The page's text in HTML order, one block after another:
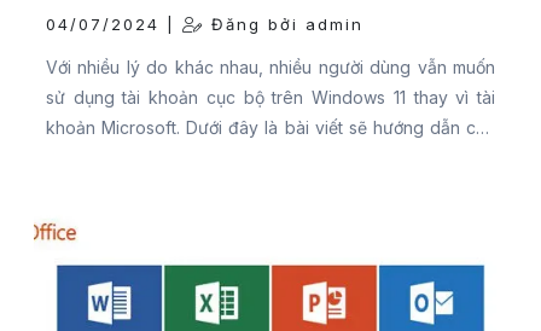
04/07/2024 | Đăng bởi admin
Với nhiều lý do khác nhau, nhiều người dùng vẫn muốn
sử dụng tài khoản cục bộ trên Windows 11 thay vì tài
khoản Microsoft. Dưới đây là bài viết sẽ hướng dẫn các